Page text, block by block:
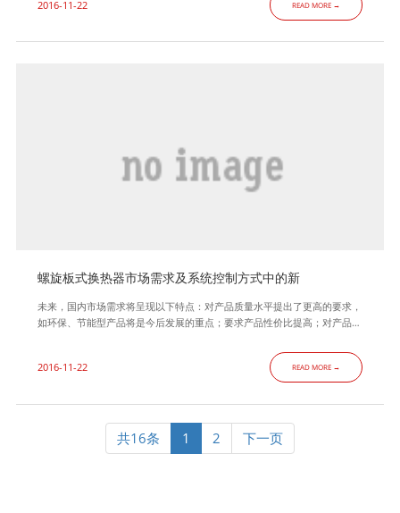
效装置。 固定管板式换热器是螺旋板式换热器中结构最简单的，因此使用
比较普遍，固定管板式换热器主要是由圆柱形壳体、换热管、管板、封头
2016-11-22 READ MORE →
螺旋板式换热器市场需求及系统控制方式中的新
未来，国内市场需求将呈现以下特点：对产品质量水平提出了更高的要求，
如环保、节能型产品将是今后发展的重点；要求产品性价比提高；对产品的
睐大企业或企业集团产品。 国内经济发展带来的良好机遇，以及进口产品
巨大的可转化性共同预示着我国螺旋板式换热器行业良好的发展前景。同
时，行业发展必须要注重高端产品的研发。(1) 螺旋板式换热器热保护系统:
2016-11-22 READ MORE →
共16条 1 2 下一页